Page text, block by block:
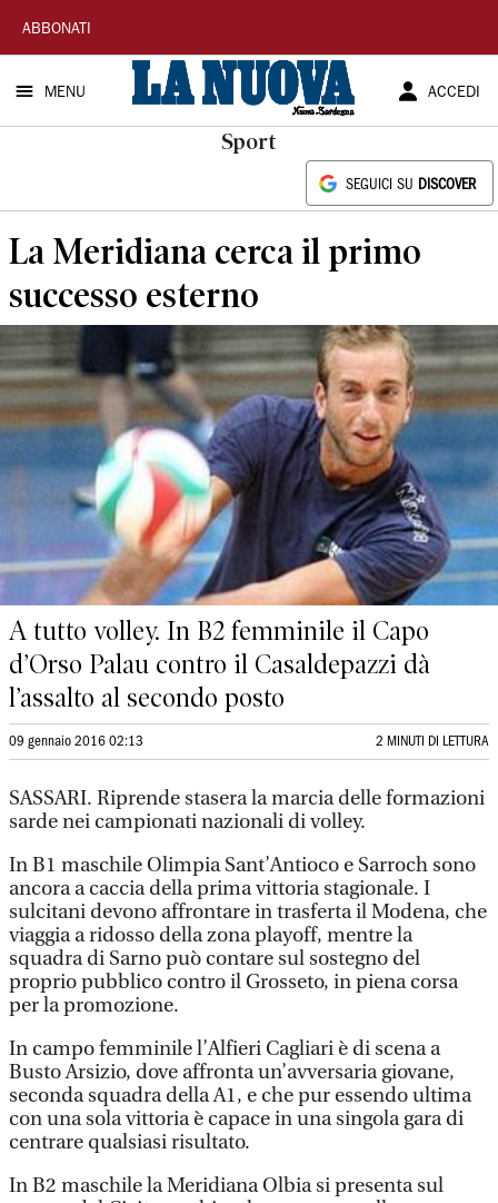
La
Nuova
Sardegna
ABBONATI
MENU ACCEDI
Sport
SEGUICI SU DISCOVER
La Meridiana cerca il primo
successo esterno
A tutto volley. In B2 femminile il Capo
d’Orso Palau contro il Casaldepazzi dà
l’assalto al secondo posto
09 gennaio 2016 02:13 2 MINUTI DI LETTURA
SASSARI. Riprende stasera la marcia delle formazioni
sarde nei campionati nazionali di volley.
In B1 maschile Olimpia Sant’Antioco e Sarroch sono
ancora a caccia della prima vittoria stagionale. I
sulcitani devono affrontare in trasferta il Modena, che
viaggia a ridosso della zona playoff, mentre la
squadra di Sarno può contare sul sostegno del
proprio pubblico contro il Grosseto, in piena corsa
per la promozione.
In campo femminile l’Alfieri Cagliari è di scena a
Busto Arsizio, dove affronta un’avversaria giovane,
seconda squadra della A1, e che pur essendo ultima
con una sola vittoria è capace in una singola gara di
centrare qualsiasi risultato.
In B2 maschile la Meridiana Olbia si presenta sul